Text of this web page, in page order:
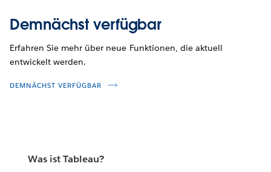
Demnächst verfügbar
Erfahren Sie mehr über neue Funktionen, die aktuell
entwickelt werden.
DEMNÄCHST VERFÜGBAR
Was ist Tableau?